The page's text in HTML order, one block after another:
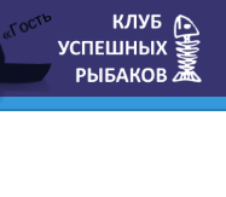
«Гость